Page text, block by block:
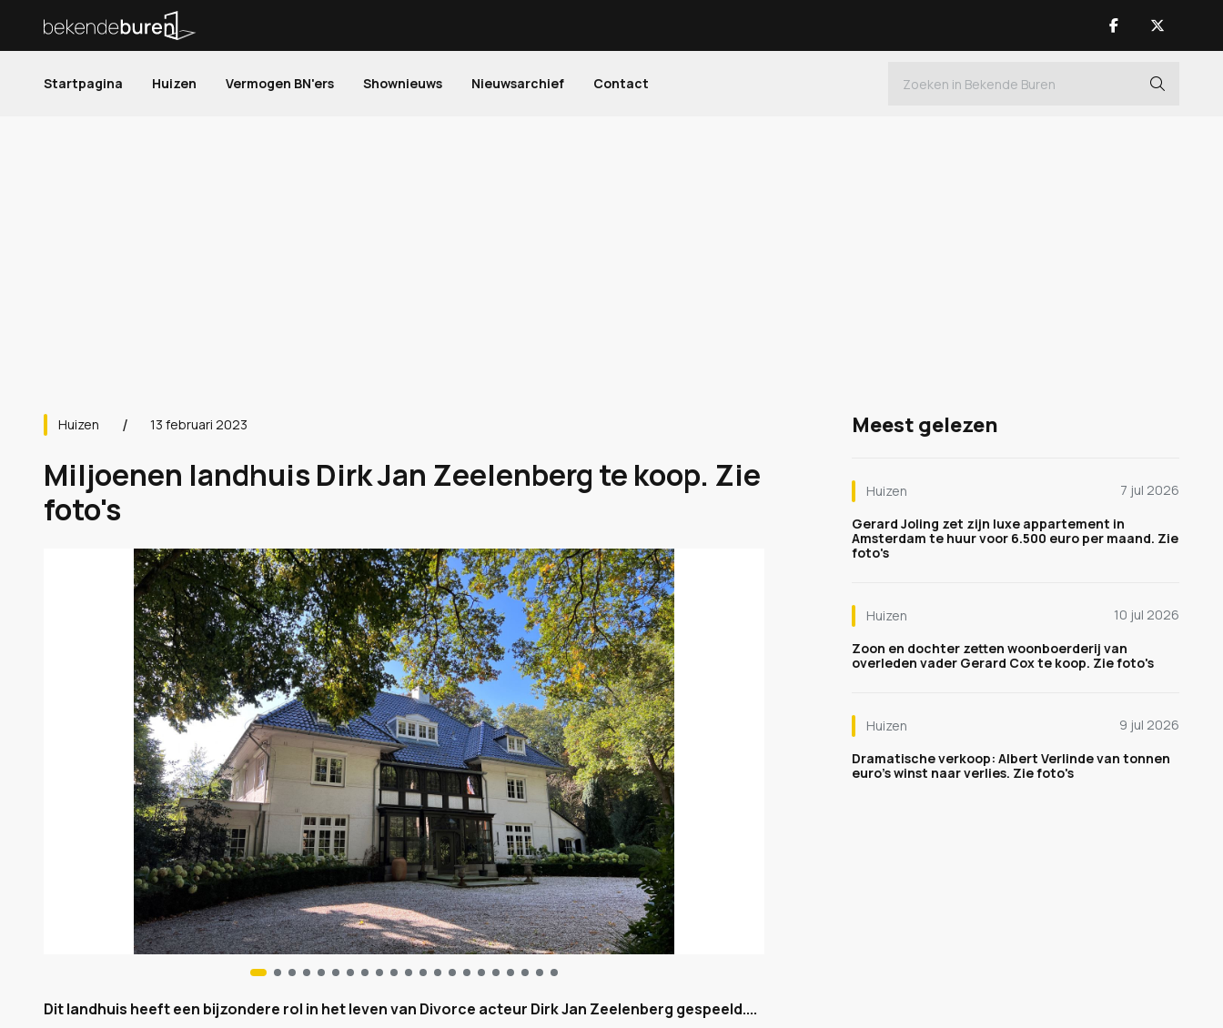
Startpagina Huizen Vermogen BN'ers Shownieuws Nieuwsarchief Contact
Huizen 13 februari 2023
Miljoenen landhuis Dirk Jan Zeelenberg te koop. Zie
foto's
Dit landhuis heeft een bijzondere rol in het leven van Divorce acteur Dirk Jan Zeelenberg gespeeld....
Meest gelezen
Huizen
7 jul 2026
Gerard Joling zet zijn luxe appartement in
Amsterdam te huur voor 6.500 euro per maand. Zie
foto's
Huizen
10 jul 2026
Zoon en dochter zetten woonboerderij van
overleden vader Gerard Cox te koop. Zie foto's
Huizen
9 jul 2026
Dramatische verkoop: Albert Verlinde van tonnen
euro's winst naar verlies. Zie foto's